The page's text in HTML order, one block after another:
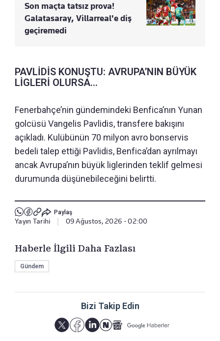
Son maçta tatsız prova!
Galatasaray, Villarreal'e diş
geçiremedi
PAVLİDİS KONUŞTU: AVRUPA’NIN BÜYÜK
LİGLERİ OLURSA...
Fenerbahçe’nin gündemindeki Benfica’nın Yunan
golcüsü Vangelis Pavlidis, transfere bakışını
açıkladı. Kulübünün 70 milyon avro bonservis
bedeli talep ettiği Pavlidis, Benfica’dan ayrılmayı
ancak Avrupa’nın büyük liglerinden teklif gelmesi
durumunda düşünebileceğini belirtti.
Paylaş
Yayın Tarihi | 09 Ağustos, 2026 - 02:00
Haberle İlgili Daha Fazlası
Gündem
Bizi Takip Edin